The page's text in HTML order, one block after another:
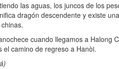
las aguas, los juncos de los
dragón descendente y existe
cuando llegamos a Halong
el camino de regreso a Hanòi.